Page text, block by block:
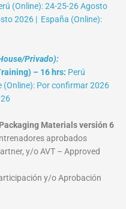
(Online): 24-25-26 Agosto
2026 | España (Online):
Privado):
– 16 hrs: Perú
Por confirmar 2026
Materials versión 6
aprobados
y/o AVT – Approved
y/o Aprobación